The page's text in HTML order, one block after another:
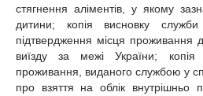
стягнення аліментів, у якому
дитини; копія висновку
підтвердження місця проживання
виїзду за межі України;
проживання, виданого службою у
про взяття на облік внутрішньо